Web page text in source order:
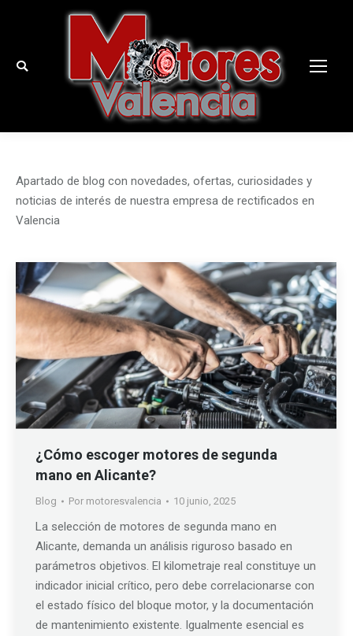
Buscar:
Apartado de blog con novedades, ofertas, curiosidades y
noticias de interés de nuestra empresa de rectificados en
Valencia
¿Cómo escoger motores de segunda
mano en Alicante?
Blog Por motoresvalencia 10 junio, 2025
La selección de motores de segunda mano en
Alicante, demanda un análisis riguroso basado en
parámetros objetivos. El kilometraje real constituye un
indicador inicial crítico, pero debe correlacionarse con
el estado físico del bloque motor, y la documentación
de mantenimiento existente. Igualmente esencial es